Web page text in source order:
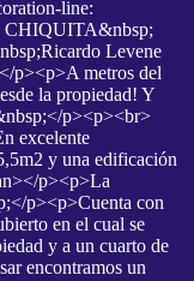
line:
CHIQUITA&nbsp;
Levene
p><p>A metros del
la propiedad! Y
p><p><br>
excelente
y una edificación
p><p>La
p><p>Cuenta con
en el cual se
y a un cuarto de
encontramos un